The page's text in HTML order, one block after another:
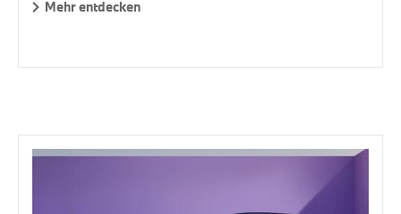
Mehr entdecken